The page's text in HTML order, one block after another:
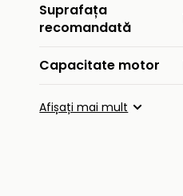
Suprafața
recomandată
Capacitate motor
Afișați mai mult